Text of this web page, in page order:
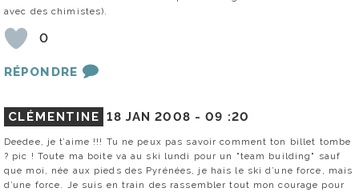
avec des chimistes).
0
RÉPONDRE
CLÉMENTINE 18 JAN 2008 -09 :20
Deedee, je t’aime !!! Tu ne peux pas savoir comment ton billet tombe
? pic ! Toute ma boite va au ski lundi pour un "team building" sauf
que moi, née aux pieds des Pyrénées, je hais le ski d’une force, mais
d’une force. Je suis en train des rassembler tout mon courage pour